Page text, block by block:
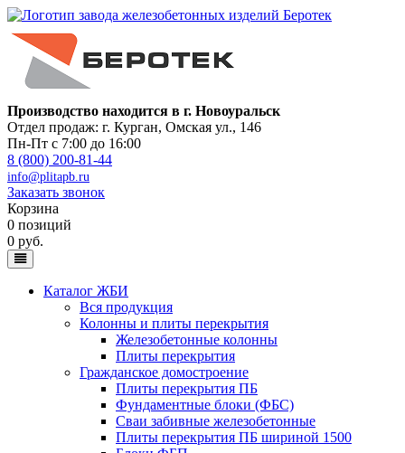
Производство находится в г. Новоуральск
Отдел продаж: г. Курган, Омская ул., 146
Пн-Пт с 7:00 до 16:00
8 (800) 200-81-44
info@plitapb.ru
Заказать звонок
Корзина
0 позиций
0 руб.
Каталог ЖБИ
Вся продукция
Колонны и плиты перекрытия
Железобетонные колонны
Плиты перекрытия
Гражданское домостроение
Плиты перекрытия ПБ
Фундаментные блоки (ФБС)
Сваи забивные железобетонные
Плиты перекрытия ПБ шириной 1500